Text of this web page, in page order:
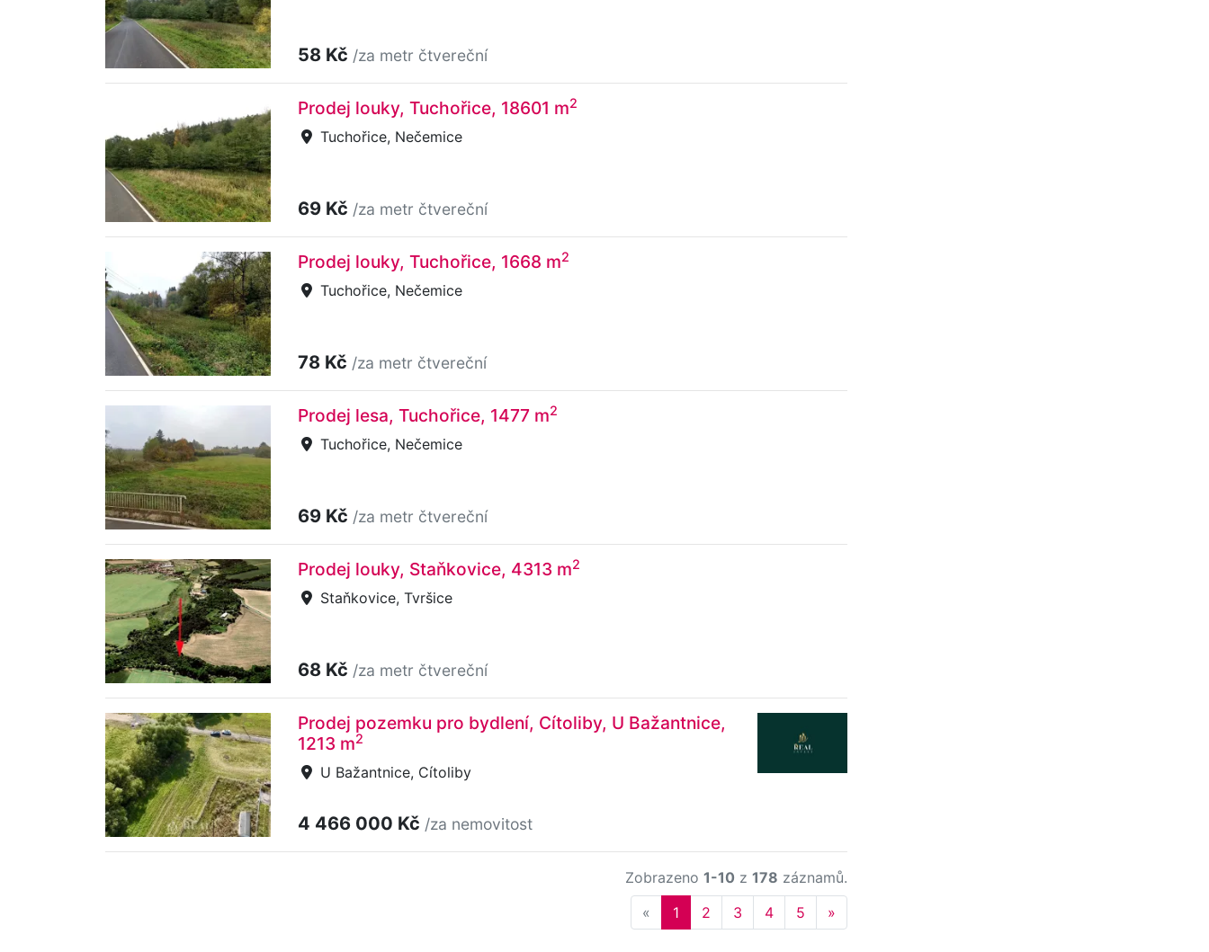
58 Kč /za metr čtvereční
Prodej louky, Tuchořice, 18601 m2
Tuchořice, Nečemice
69 Kč /za metr čtvereční
Prodej louky, Tuchořice, 1668 m2
Tuchořice, Nečemice
78 Kč /za metr čtvereční
Prodej lesa, Tuchořice, 1477 m2
Tuchořice, Nečemice
69 Kč /za metr čtvereční
Prodej louky, Staňkovice, 4313 m2
Staňkovice, Tvršice
68 Kč /za metr čtvereční
Prodej pozemku pro bydlení, Cítoliby, U Bažantnice,
1213 m2
U Bažantnice, Cítoliby
4 466 000 Kč /za nemovitost
Zobrazeno 1-10 z 178 záznamů.
« Previous
1 2 3 4 5 »